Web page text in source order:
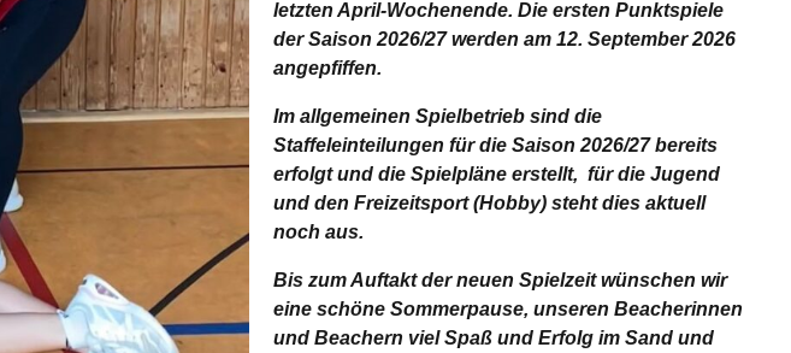
letzten April-Wochenende. Die ersten Punktspiele
der Saison 2026/27 werden am 12. September 2026
angepfiffen.
Im allgemeinen Spielbetrieb sind die
Staffeleinteilungen für die Saison 2026/27 bereits
erfolgt und die Spielpläne erstellt, für die Jugend
und den Freizeitsport (Hobby) steht dies aktuell
noch aus.
Bis zum Auftakt der neuen Spielzeit wünschen wir
eine schöne Sommerpause, unseren Beacherinnen
und Beachern viel Spaß und Erfolg im Sand und